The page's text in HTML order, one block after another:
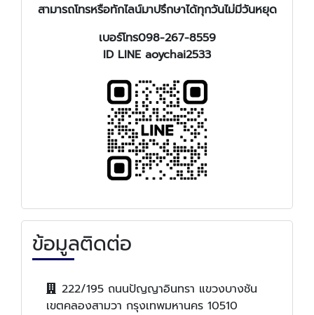
สามารถโทรหรือทักไลน์มาปรึกษาได้ทุกวันไม่มีวันหยุด
เบอร์โทร098-267-8559
ID LINE aoychai2533
ข้อมูลติดต่อ
222/195 ถนนปัญญาอินทรา แขวงบางชัน
เขตคลองสามวา กรุงเทพมหานคร 10510